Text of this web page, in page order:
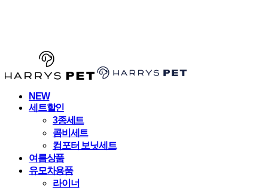
NEW
세트할인
3종세트
콤비세트
컴포터 보닛세트
여름상품
유모차용품
라이너